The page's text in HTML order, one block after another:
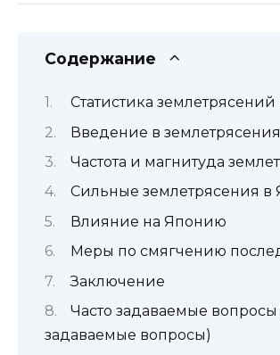
Содержание
Статистика
Введение в землетрясения
Частота и магнитуда
Сильные землетрясения в
Влияние на Японию
Меры по смягчению
Заключение
Часто задаваемые вопросы
задаваемые вопросы)